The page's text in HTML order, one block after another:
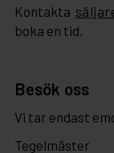
Kontakta
boka en tid.
Besök oss
Vi tar endast
Tegelmäster